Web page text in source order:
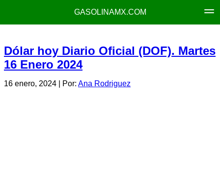
GASOLINAMX.COM
Dólar hoy Diario Oficial (DOF). Martes
16 Enero 2024
16 enero, 2024 | Por: Ana Rodriguez